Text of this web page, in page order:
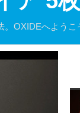
OXIDEへようこ